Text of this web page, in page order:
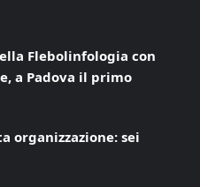
Flebolinfologia con
a Padova il primo
organizzazione: sei